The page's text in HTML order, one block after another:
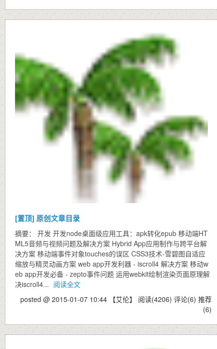
[置顶] 原创文章目录
摘要： 开发 开发node桌面级应用工具：apk转化epub 移动端HT
ML5音频与视频问题及解决方案 Hybrid App应用制作与跨平台解
决方案 移动端事件对象touches的误区 CSS3技术-雪碧图自适应
缩放与精灵动画方案 web app开发利器 - iscroll4 解决方案 移动w
eb app开发必备 - zepto事件问题 运用webkit绘制渲染页面原理解
决iscroll4... 阅读全文
posted @ 2015-01-07 10:44 【艾伦】 阅读(4206) 评论(6) 推荐
(6)